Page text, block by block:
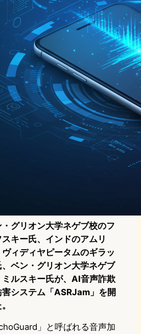
グリオン大学ネゲブ校のフ
キー氏、インドのアムリ
ィディヤピータムのギラッ
、ベン・グリオン大学ネゲブ
ルスキー氏が、AI音声詐欺
システム「ASRJam」を開
」と呼ばれる音声加